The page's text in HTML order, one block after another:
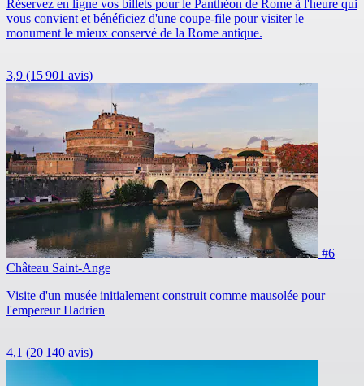
Réservez en ligne vos billets pour le Panthéon de Rome à l'heure qui
vous convient et bénéficiez d'une coupe-file pour visiter le
monument le mieux conservé de la Rome antique.
3,9 (15 901 avis)
#6
Château Saint-Ange
Visite d'un musée initialement construit comme mausolée pour
l'empereur Hadrien
4,1 (20 140 avis)